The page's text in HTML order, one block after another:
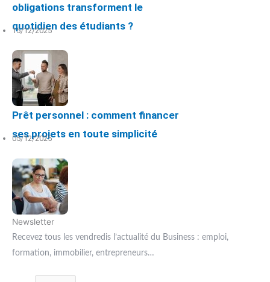
obligations transforment le
quotidien des étudiants ?
15/12/2025
Prêt personnel : comment financer
ses projets en toute simplicité
05/12/2025
Newsletter
Recevez tous les vendredis l’actualité du Business : emploi,
formation, immobilier, entrepreneurs…